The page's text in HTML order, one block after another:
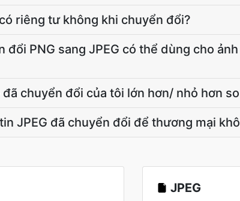
riêng tư không khi chuyển đổi?
đổi PNG sang JPEG có thể dùng cho
đã chuyển đổi của tôi lớn hơn/ nhỏ hơn
JPEG đã chuyển đổi để thương mại
JPEG